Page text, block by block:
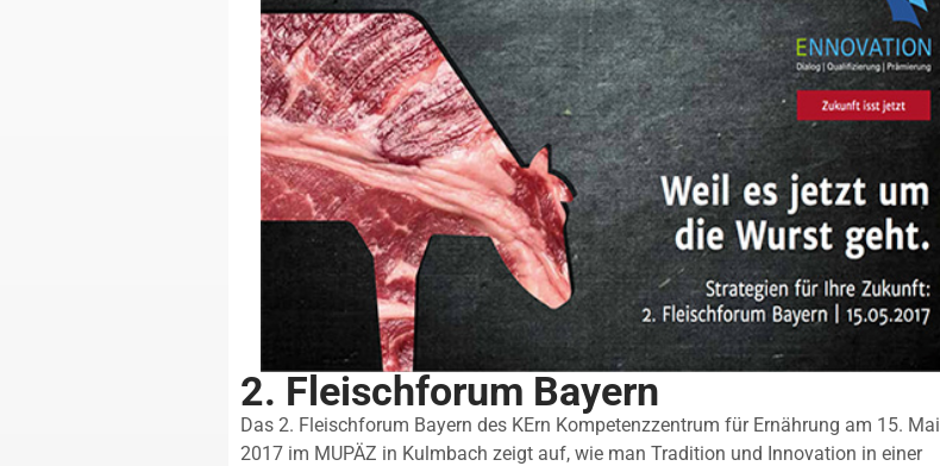
2. Fleischforum Bayern
Das 2. Fleischforum Bayern des KErn Kompetenzzentrum für Ernährung am 15. Mai
2017 im MUPÄZ in Kulmbach zeigt auf, wie man Tradition und Innovation in einer